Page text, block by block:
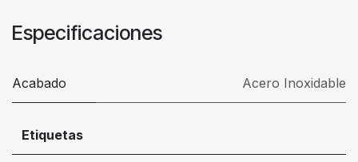
Especificaciones
Acabado Acero Inoxidable
Etiquetas